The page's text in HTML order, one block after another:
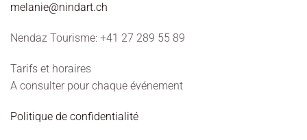
melanie@nindart.ch
Nendaz Tourisme: +41 27 289 55 89
Tarifs et horaires
A consulter pour chaque événement
Politique de confidentialité